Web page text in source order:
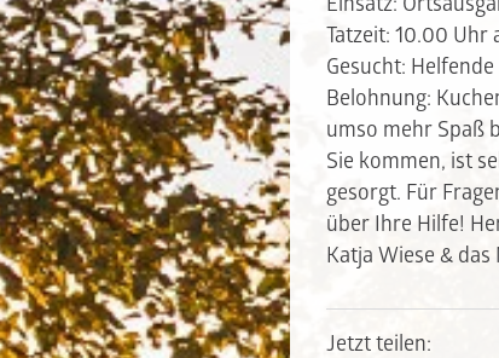
Tatzeit: 10.00 Uhr
Gesucht:
Belohnung:
umso mehr Spaß
Sie kommen, ist
gesorgt. Für
über Ihre Hilfe!
Katja Wiese &
Jetzt teilen: